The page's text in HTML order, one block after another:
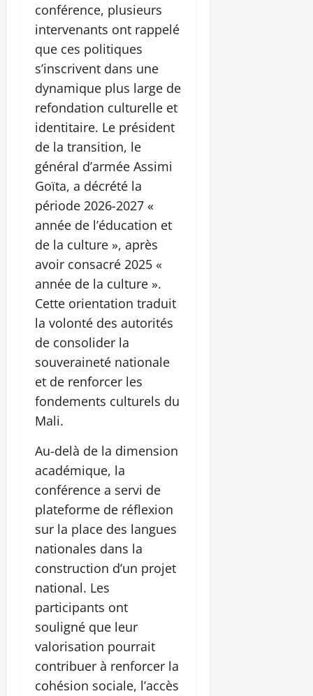
conférence, plusieurs
intervenants ont rappelé
que ces politiques
s’inscrivent dans une
dynamique plus large de
refondation culturelle et
identitaire. Le président
de la transition, le
général d’armée Assimi
Goïta, a décrété la
période 2026-2027 «
année de l’éducation et
de la culture », après
avoir consacré 2025 «
année de la culture ».
Cette orientation traduit
la volonté des autorités
de consolider la
souveraineté nationale
et de renforcer les
fondements culturels du
Mali.
Au-delà de la dimension
académique, la
conférence a servi de
plateforme de réflexion
sur la place des langues
nationales dans la
construction d’un projet
national. Les
participants ont
souligné que leur
valorisation pourrait
contribuer à renforcer la
cohésion sociale, l’accès